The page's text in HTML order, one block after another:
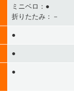
ミニベロ：●
折りたたみ：－
●
●
●